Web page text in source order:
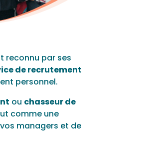
reconnu par ses
de recrutement
personnel.
ou chasseur de
comme une
managers et de